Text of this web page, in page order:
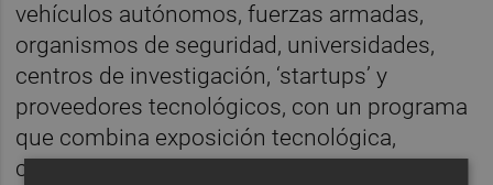
vehículos autónomos, fuerzas armadas,
organismos de seguridad, universidades,
centros de investigación, ‘startups’ y
proveedores tecnológicos, con un programa
que combina exposición tecnológica,
conferencias sectoriales, demostraciones